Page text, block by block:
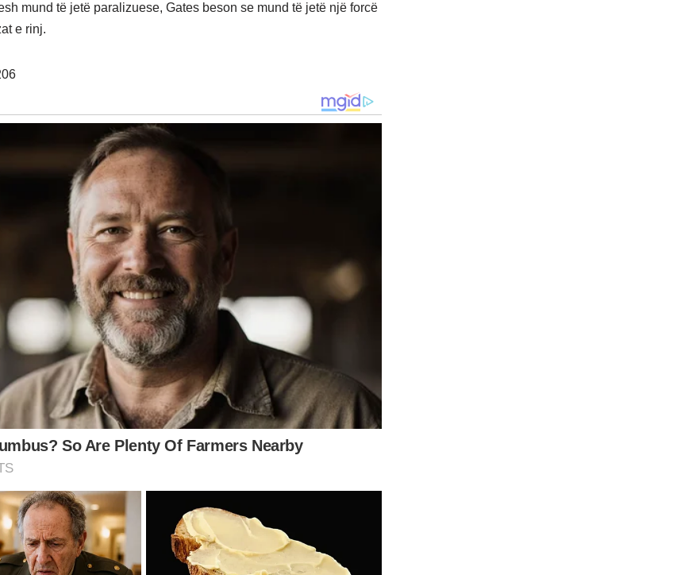
mund të jetë paralizuese, Gates beson se mund të jetë një forcë
e rinj.